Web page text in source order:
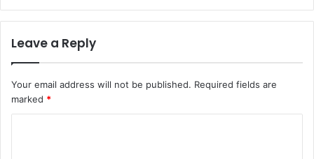
Leave a Reply
Your email address will not be published. Required fields are
marked *